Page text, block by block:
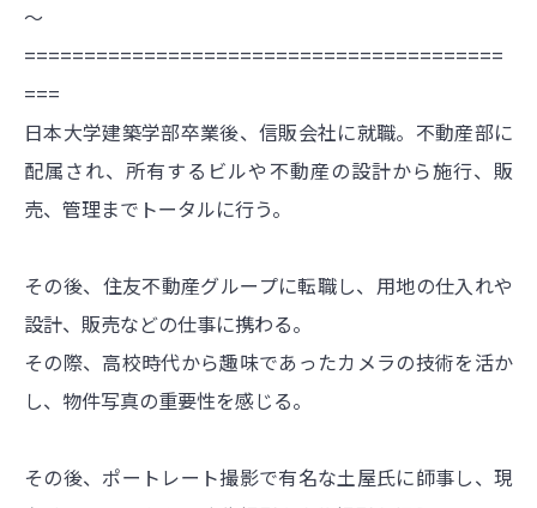
～
========================================
===
日本大学建築学部卒業後、信販会社に就職。不動産部に
配属され、所有するビルや不動産の設計から施行、販
売、管理までトータルに行う。
その後、住友不動産グループに転職し、用地の仕入れや
設計、販売などの仕事に携わる。
その際、高校時代から趣味であったカメラの技術を活か
し、物件写真の重要性を感じる。
その後、ポートレート撮影で有名な土屋氏に師事し、現